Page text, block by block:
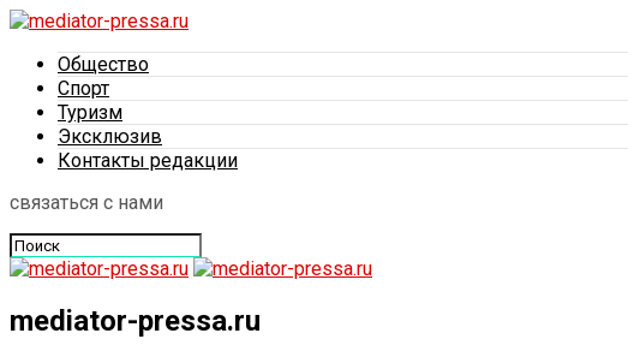
Общество
Спорт
Туризм
Эксклюзив
Контакты редакции
связаться с нами
mediator-pressa.ru